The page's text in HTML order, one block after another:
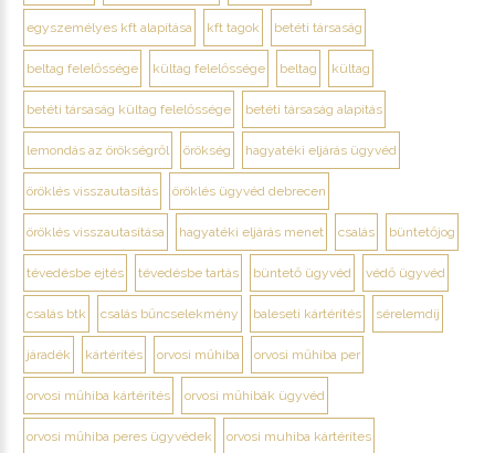
egyszemélyes kft alapítása kft tagok betéti társaság
beltag felelőssége kültag felelőssége beltag kültag
betéti társaság kültag felelőssége betéti társaság alapítás
lemondás az örökségről örökség hagyatéki eljárás ügyvéd
öröklés visszautasítás öröklés ügyvéd debrecen
öröklés visszautasítása hagyatéki eljárás menet csalás büntetőjog
tévedésbe ejtés tévedésbe tartás büntető ügyvéd védő ügyvéd
csalás btk csalás bűncselekmény baleseti kártérítés sérelemdíj
járadék kártérítés orvosi műhiba orvosi műhiba per
orvosi műhiba kártérítés orvosi műhibák ügyvéd
orvosi műhiba peres ügyvédek orvosi muhiba kártérítes